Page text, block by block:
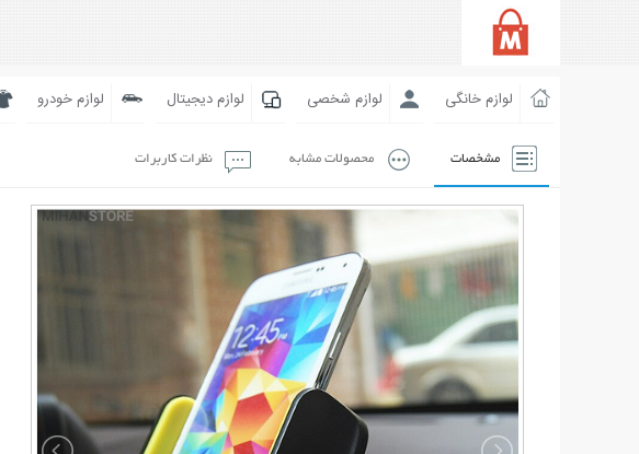
لوازم خانگی لوازم شخصی لوازم دیجیتال لوازم خودرو
مشخصات محصولات مشابه نظرات کاربرات